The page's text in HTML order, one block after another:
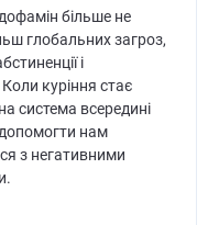
більше не
глобальних загроз,
і
куріння стає
система всередині
нам
з негативними